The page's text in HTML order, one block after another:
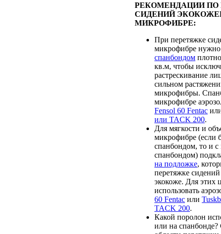
РЕКОМЕНДАЦИИ ПО
СИДЕНИЙ
МИКРОФИБРЕ:
При перетяжке
микрофибре нужно
спанбондом
кв.м, чтобы
растрескивание
сильном
микрофибры.
микрофибре
Fensol 60 Fentac
или TACK 200.
Для мягкости и
микрофибре (если
спанбондом, то и
спанбондом)
на подложке,
перетяжке
экокоже. Для этих
использовать
60 Fentac или
TACK 200.
Какой поролон
или на